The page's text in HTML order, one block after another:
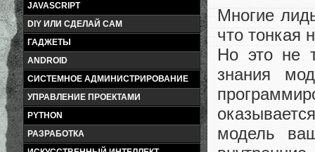
JAVASCRIPT
DIY ИЛИ СДЕЛАЙ САМ
ГАДЖЕТЫ
ANDROID
СИСТЕМНОЕ АДМИНИСТРИРОВАНИЕ
УПРАВЛЕНИЕ ПРОЕКТАМИ
PYTHON
РАЗРАБОТКА
Многие
что тонкая
Но это не
знания
модель